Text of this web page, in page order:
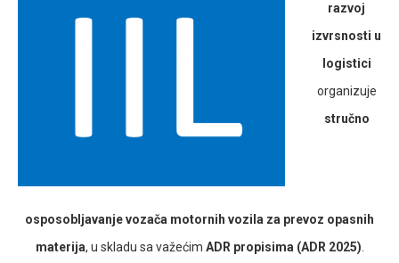
razvoj
izvrsnosti u
logistici
organizuje
stručno
osposobljavanje vozača motornih vozila za prevoz opasnih
materija, u skladu sa važećim ADR propisima (ADR 2025)